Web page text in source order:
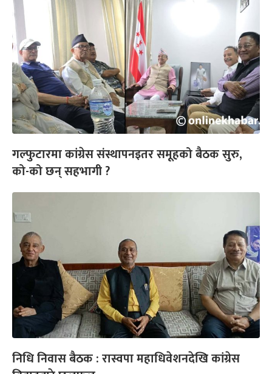
गल्फुटारमा कांग्रेस संस्थापनइतर समूहको बैठक सुरु,
को-को छन् सहभागी ?
निधि निवास बैठक : रास्वपा महाधिवेशनदेखि कांग्रेस